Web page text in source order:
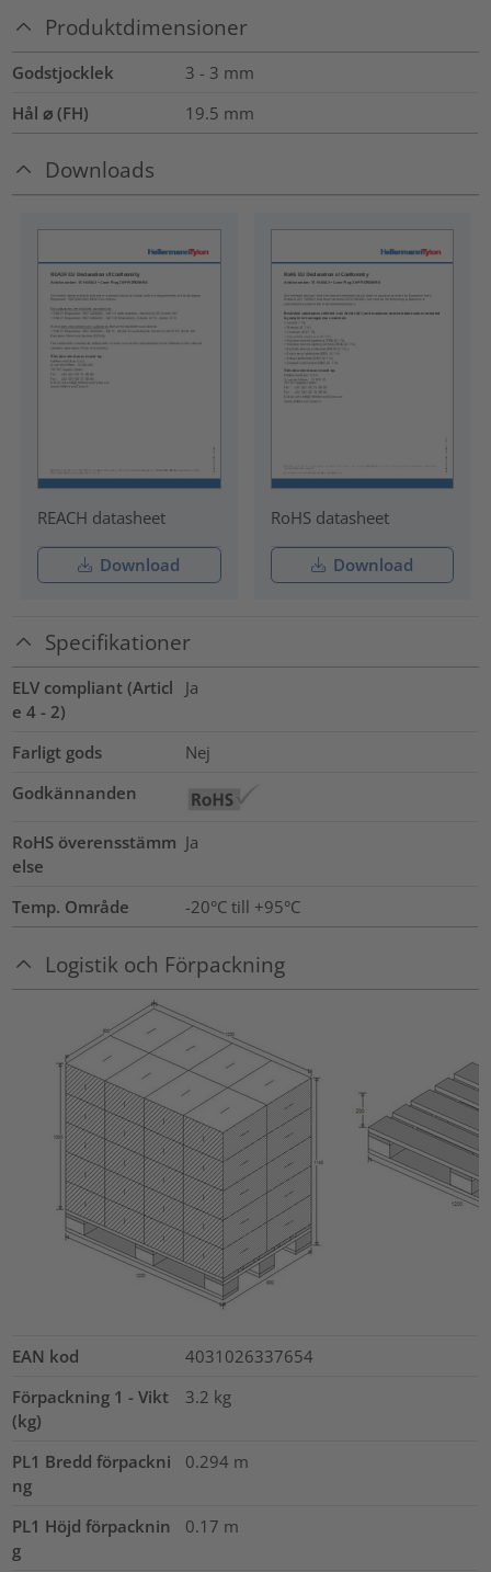
Produktdimensioner
Godstjocklek
3 - 3 mm
Hål ⌀ (FH)
19.5 mm
Downloads
REACH datasheet
Download
RoHS datasheet
Download
Specifikationer
ELV compliant (Articl
e 4 - 2)
Ja
Farligt gods
Nej
Godkännanden
RoHS överensstämm
else
Ja
Temp. Område -20°C till +95°C
Logistik och Förpackning
EAN kod
4031026337654
Förpackning 1 - Vikt
(kg)
3.2 kg
PL1 Bredd förpackni
ng
0.294 m
PL1 Höjd förpacknin
g
0.17 m